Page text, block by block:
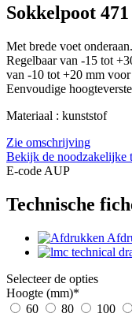
Sokkelpoot 471
Met brede voet onderaan.
Regelbaar van -15 tot
van -10 tot +20 mm
Eenvoudige
Materiaal : kunststof
Zie omschrijving
Bekijk de noodzakelijke
E-code AUP
Technische
Selecteer de opties
Hoogte (mm)*
60
80 100